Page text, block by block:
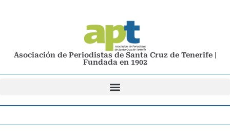
Asociación de Periodistas de Santa Cruz de Tenerife |
Fundada en 1902